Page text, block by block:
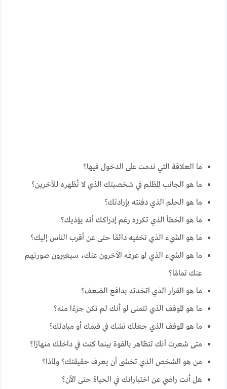
ما العلاقة التي ندمت على الدخول فيها؟
ما هو الجانب المظلم في شخصيتك الذي لا تُظهره للآخرين؟
ما هو الحلم الذي دفنته بإرادتك؟
ما هو الخطأ الذي تكرره رغم إدراكك أنه يؤذيك؟
ما هو الشيء الذي تخفيه دائمًا حتى عن أقرب الناس إليك؟
ما هو الشيء الذي لو عرفه الآخرون عنك، سيغيرون صورتهم
عنك تمامًا؟
ما هو القرار الذي اتخذته بدافع الضعف؟
ما هو الموقف الذي تتمنى لو أنك لم تكن جزءًا منه؟
ما هو الموقف الذي جعلك تشك في قيمك أو مبادئك؟
متى شعرت أنك تتظاهر بالقوة بينما كنت في داخلك منهارًا؟
من هو الشخص الذي تخشى أن يعرف حقيقتك؟ ولماذا؟
هل أنت راضي عن اختياراتك في الحياة حتى الآن؟